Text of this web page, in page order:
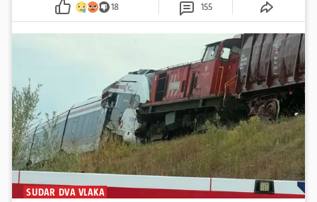
18 155
SUDAR DVA VLAKA